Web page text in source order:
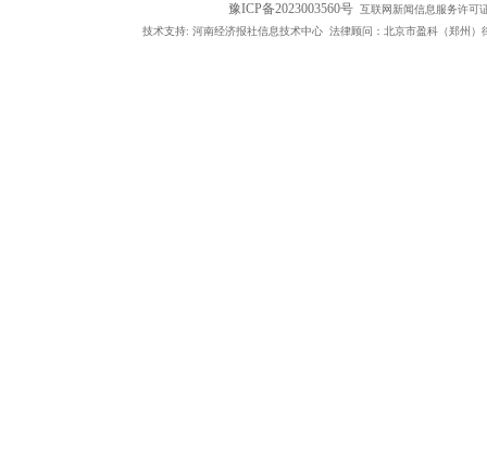
豫ICP备2023003560号互联网新闻信息服务许可
技术支持: 河南经济报社信息技术中心 法律顾问：北京市盈科（郑州